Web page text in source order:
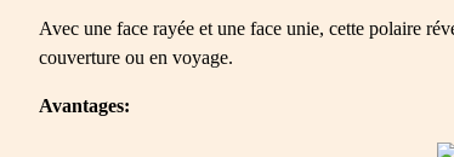
Avec une face rayée et une face unie, cette polaire
couverture ou en voyage.
Avantages: